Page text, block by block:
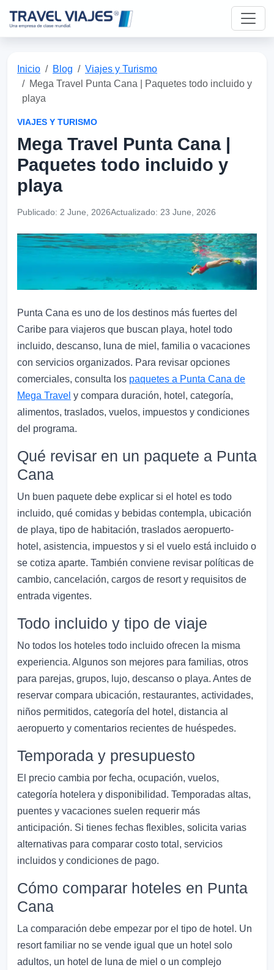
Inicio Blog
Viajes y Turismo
Mega Travel Punta Cana | Paquetes todo incluido y
playa
VIAJES Y TURISMO
Mega Travel Punta Cana |
Paquetes todo incluido y
playa
Publicado: 2 June, 2026Actualizado: 23 June, 2026
Punta Cana es uno de los destinos más fuertes del
Caribe para viajeros que buscan playa, hotel todo
incluido, descanso, luna de miel, familia o vacaciones
con servicios organizados. Para revisar opciones
comerciales, consulta los paquetes a Punta Cana de
Mega Travel y compara duración, hotel, categoría,
alimentos, traslados, vuelos, impuestos y condiciones
del programa.
Qué revisar en un paquete a Punta
Cana
Un buen paquete debe explicar si el hotel es todo
incluido, qué comidas y bebidas contempla, ubicación
de playa, tipo de habitación, traslados aeropuerto-
hotel, asistencia, impuestos y si el vuelo está incluido o
se cotiza aparte. También conviene revisar políticas de
cambio, cancelación, cargos de resort y requisitos de
entrada vigentes.
Todo incluido y tipo de viaje
No todos los hoteles todo incluido ofrecen la misma
experiencia. Algunos son mejores para familias, otros
para parejas, grupos, lujo, descanso o playa. Antes de
reservar compara ubicación, restaurantes, actividades,
niños permitidos, categoría del hotel, distancia al
aeropuerto y comentarios recientes de huéspedes.
Temporada y presupuesto
El precio cambia por fecha, ocupación, vuelos,
categoría hotelera y disponibilidad. Temporadas altas,
puentes y vacaciones suelen requerir más
anticipación. Si tienes fechas flexibles, solicita varias
alternativas para comparar costo total, servicios
incluidos y condiciones de pago.
Cómo comparar hoteles en Punta
Cana
La comparación debe empezar por el tipo de hotel. Un
resort familiar no se vende igual que un hotel solo
adultos, un hotel de luna de miel o un complejo